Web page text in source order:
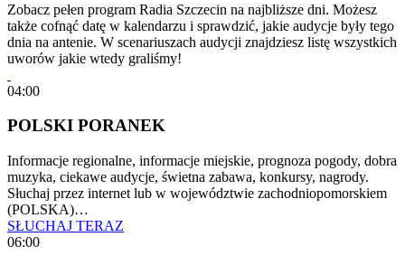
Zobacz pełen program Radia Szczecin na najbliższe dni. Możesz
także cofnąć datę w kalendarzu i sprawdzić, jakie audycje były tego
dnia na antenie. W scenariuszach audycji znajdziesz listę wszystkich
uworów jakie wtedy graliśmy!
04:00
POLSKI PORANEK
Informacje regionalne, informacje miejskie, prognoza pogody, dobra
muzyka, ciekawe audycje, świetna zabawa, konkursy, nagrody.
Słuchaj przez internet lub w województwie zachodniopomorskiem
(POLSKA)…
SŁUCHAJ TERAZ
06:00